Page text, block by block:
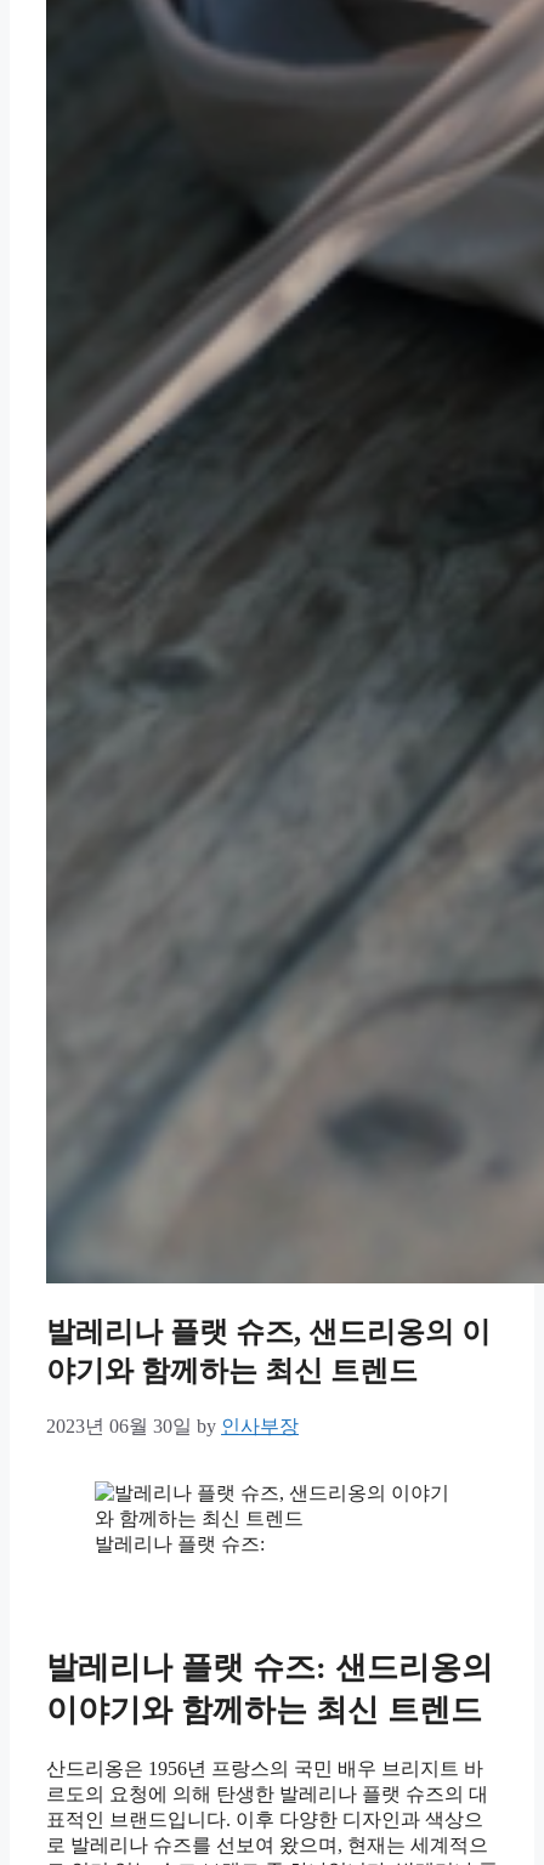
발레리나 플랫 슈즈, 샌드리옹의 이
야기와 함께하는 최신 트렌드
2023년 06월 30일 by 인사부장
발레리나 플랫 슈즈:
발레리나 플랫 슈즈: 샌드리옹의
이야기와 함께하는 최신 트렌드
산드리옹은 1956년 프랑스의 국민 배우 브리지트 바
르도의 요청에 의해 탄생한 발레리나 플랫 슈즈의 대
표적인 브랜드입니다. 이후 다양한 디자인과 색상으
로 발레리나 슈즈를 선보여 왔으며, 현재는 세계적으